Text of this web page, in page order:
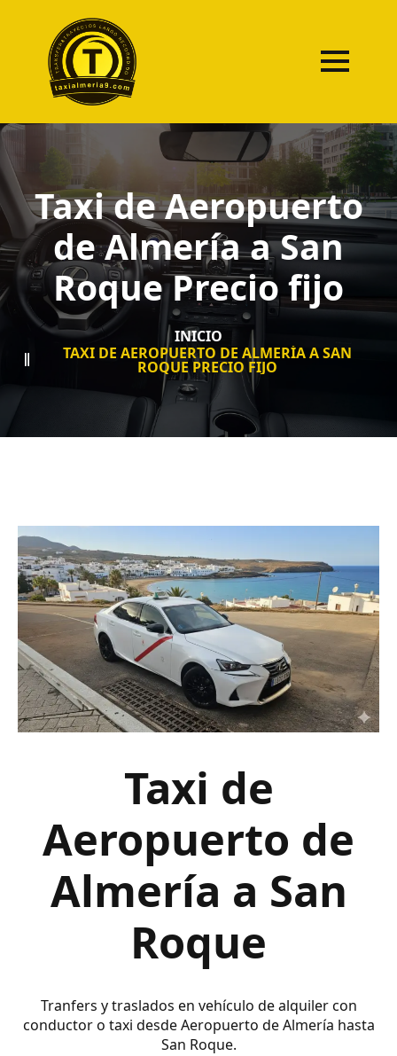
Taxi de Aeropuerto
de Almería a San
Roque Precio fijo
INICIO
TAXI DE AEROPUERTO DE ALMERÍA A SAN
ROQUE PRECIO FIJO
Taxi de
Aeropuerto de
Almería a San
Roque
Tranfers y traslados en vehículo de alquiler con
conductor o taxi desde Aeropuerto de Almería hasta
San Roque.